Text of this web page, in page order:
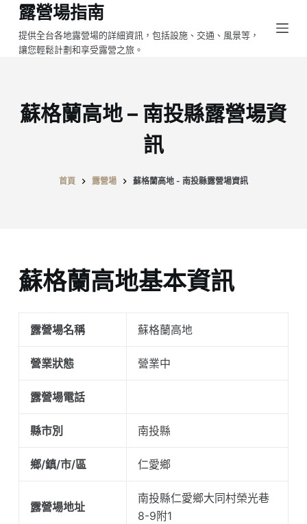
跳
至
主
容
露營場指南
提供全台各地露營場的詳細資訊，包括設施、交通、風景等，
讓您輕鬆計劃和享受露營之旅。
蘇格蘭高地 – 南投縣露營場資
訊
首頁 露營場 蘇格蘭高地 - 南投縣露營場資訊
蘇格蘭高地基本資訊
露營場名稱 蘇格蘭高地
營業狀態 營業中
露營場電話
縣市別 南投縣
鄉/鎮/市/區 仁愛鄉
露營場地址
南投縣仁愛鄉大同村榮光巷
8-9附1